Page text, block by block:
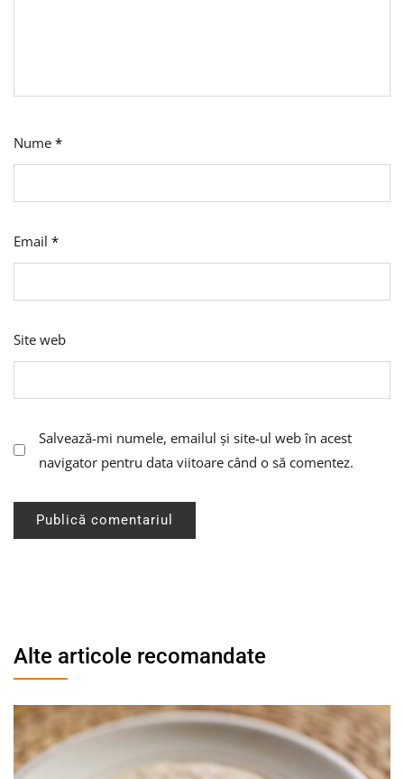
Nume *
Email *
Site web
Salvează-mi numele, emailul și site-ul web în acest
navigator pentru data viitoare când o să comentez.
Alte articole recomandate